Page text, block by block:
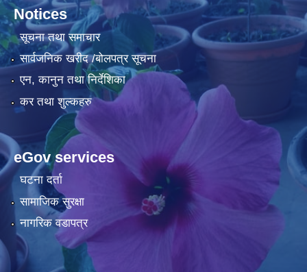
Notices
सूचना तथा समाचार
सार्वजनिक खरीद /बोलपत्र सूचना
एन, कानुन तथा निर्देशिका
कर तथा शुल्कहरु
eGov services
घटना दर्ता
सामाजिक सुरक्षा
नागरिक वडापत्र